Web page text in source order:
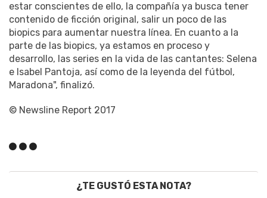
estar conscientes de ello, la compañía ya busca tener
contenido de ficción original, salir un poco de las
biopics para aumentar nuestra línea. En cuanto a la
parte de las biopics, ya estamos en proceso y
desarrollo, las series en la vida de las cantantes: Selena
e Isabel Pantoja, así como de la leyenda del fútbol,
Maradona", finalizó.
© Newsline Report 2017
¿TE GUSTÓ ESTA NOTA?